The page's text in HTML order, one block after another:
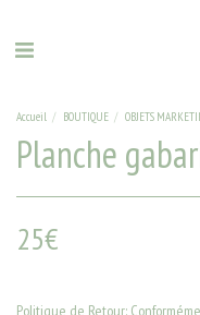
Accueil BOUTIQUE OBJETS
Planche
25€
Politique de Retour: Conformément à l&#039;article L. 221-28 du code de la consommation , le droit de rétractation est